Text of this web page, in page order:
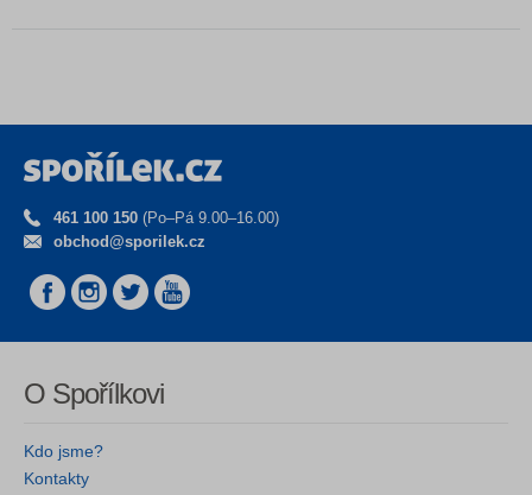
461 100 150 (Po–Pá 9.00–16.00)
obchod@sporilek.cz
O Spořílkovi
Kdo jsme?
Kontakty